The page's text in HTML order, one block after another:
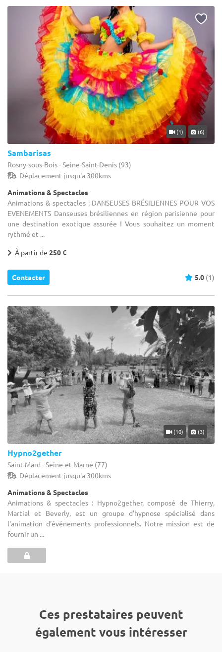
(1) (6)
Sambarisas
Rosny-sous-Bois - Seine-Saint-Denis (93)
Déplacement jusqu'a 300kms
Animations & Spectacles
Animations & spectacles : DANSEUSES BRÉSILIENNES POUR VOS
EVENEMENTS Danseuses brésiliennes en région parisienne pour
une destination exotique assurée ! Vous souhaitez un moment
rythmé et ...
À partir de 250 €
Contacter 5.0 (1)
(10) (3)
Hypno2gether
Saint-Mard - Seine-et-Marne (77)
Déplacement jusqu'a 300kms
Animations & Spectacles
Animations & spectacles : Hypno2gether, composé de Thierry,
Martial et Beverly, est un groupe d'hypnose spécialisé dans
l'animation d'événements professionnels. Notre mission est de
fournir un ...
Ces prestataires peuvent
également vous intéresser